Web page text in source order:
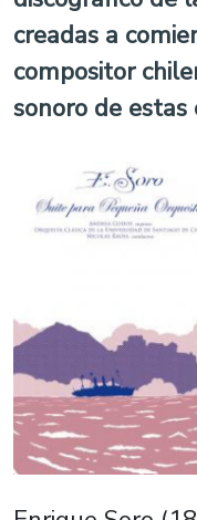
creadas a
compositor
sonoro de estas